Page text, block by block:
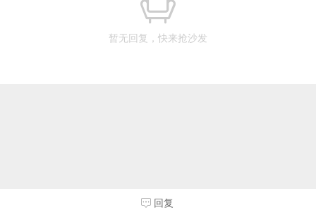
暂无回复，快来抢沙发
回复